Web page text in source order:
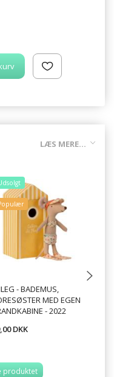
LÆS MERE...
- BADEMUS,
MED EGEN
- 2022
DKK
produktet